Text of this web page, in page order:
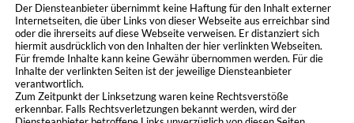
Der Diensteanbieter übernimmt keine Haftung für den Inhalt externer
Internetseiten, die über Links von dieser Webseite aus erreichbar sind
oder die ihrerseits auf diese Webseite verweisen. Er distanziert sich
hiermit ausdrücklich von den Inhalten der hier verlinkten Webseiten.
Für fremde Inhalte kann keine Gewähr übernommen werden. Für die
Inhalte der verlinkten Seiten ist der jeweilige Diensteanbieter
verantwortlich.
Zum Zeitpunkt der Linksetzung waren keine Rechtsverstöße
erkennbar. Falls Rechtsverletzungen bekannt werden, wird der